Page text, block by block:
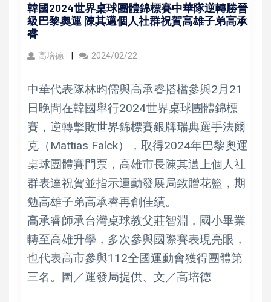
韓國2024世界桌球團體錦標賽中華隊逆轉勝晉
級巴黎奧運 陳其邁個人社群祝賀高雄子弟高承
睿
高培德 2024/02/22
中華代表隊林昀儒與高承睿搭檔參與2月21
日晚間在韓國舉行2024世界桌球團體錦標
賽，逆轉擊敗世界錦標賽銀牌瑞典選手法爾
克（Mattias Falck），取得2024年巴黎奧運
桌球團體賽門票，高雄市長陳其邁上個人社
群表達祝賀並指示運動發展局致贈花籃，期
勉高雄子弟高承睿再創佳績。
高承睿師承台灣桌球教父莊智淵，國小畢業
轉至高雄升學，多次參與國際賽表現亮眼，
也代表高市參與112全國運動會獲得團體第
三名。圖／運發局提供、文／高培德